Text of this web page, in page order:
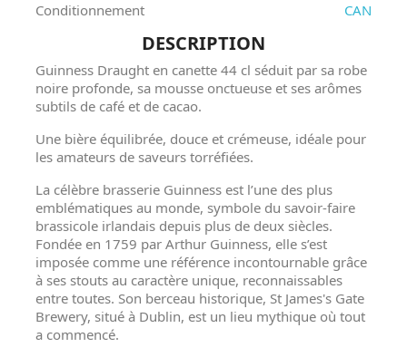
Conditionnement
CAN
DESCRIPTION
Guinness Draught en canette 44 cl séduit par sa robe
noire profonde, sa mousse onctueuse et ses arômes
subtils de café et de cacao.
Une bière équilibrée, douce et crémeuse, idéale pour
les amateurs de saveurs torréfiées.
La célèbre brasserie Guinness est l’une des plus
emblématiques au monde, symbole du savoir-faire
brassicole irlandais depuis plus de deux siècles.
Fondée en 1759 par Arthur Guinness, elle s’est
imposée comme une référence incontournable grâce
à ses stouts au caractère unique, reconnaissables
entre toutes. Son berceau historique, St James's Gate
Brewery, situé à Dublin, est un lieu mythique où tout
a commencé.